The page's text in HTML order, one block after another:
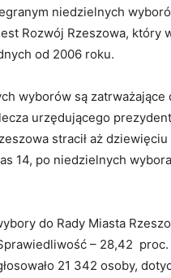
niedzielnych
Rozwój Rzeszowa, który
od 2006 roku.
wyborów są zatrważające
urzędującego
stracił aż
14, po niedzielnych
do Rady Miasta
– 28,42 proc.
21 342 osoby,